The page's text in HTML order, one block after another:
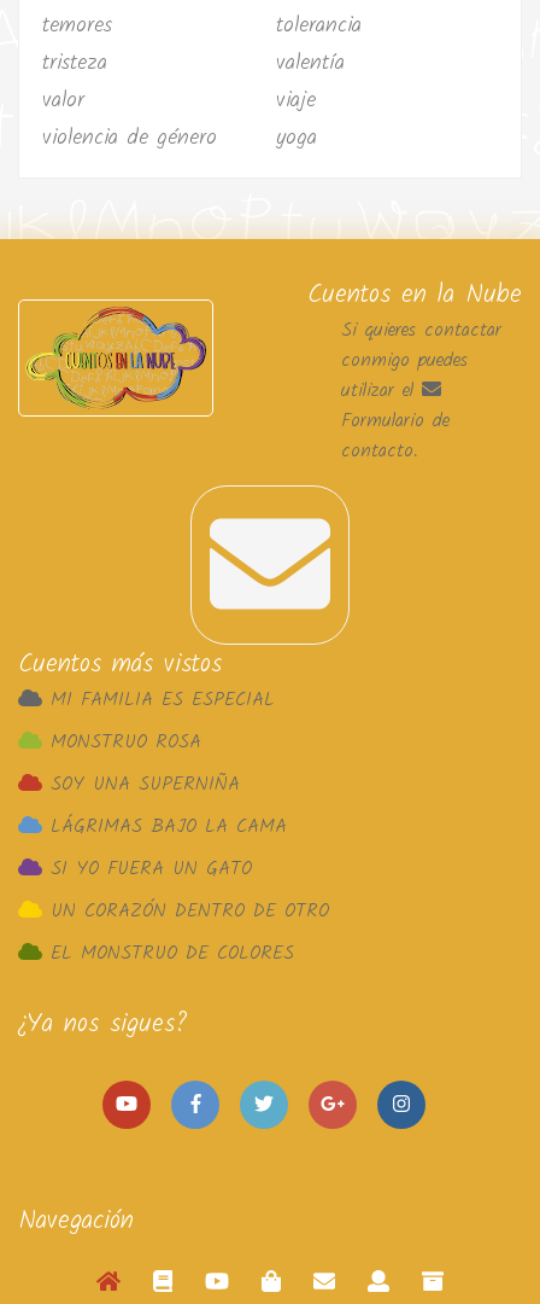
temores
tolerancia
tristeza
valentía
valor
viaje
violencia de género
yoga
Cuentos en la Nube
Si quieres contactar
conmigo puedes
utilizar el
Formulario de
contacto.
Cuentos más vistos
MI FAMILIA ES ESPECIAL
MONSTRUO ROSA
SOY UNA SUPERNIÑA
LÁGRIMAS BAJO LA CAMA
SI YO FUERA UN GATO
UN CORAZÓN DENTRO DE OTRO
EL MONSTRUO DE COLORES
¿Ya nos sigues?
Navegación